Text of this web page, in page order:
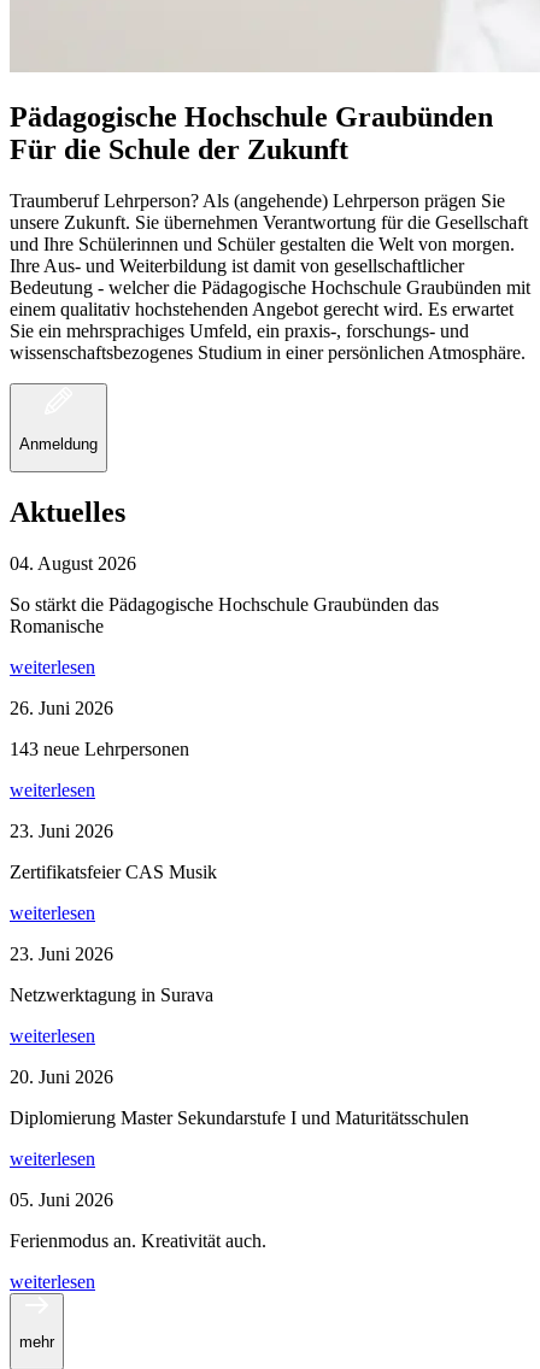
Pädagogische Hochschule Graubünden
Für die Schule der Zukunft
Traumberuf Lehrperson? Als (angehende) Lehrperson prägen Sie
unsere Zukunft. Sie übernehmen Verantwortung für die Gesellschaft
und Ihre Schülerinnen und Schüler gestalten die Welt von morgen.
Ihre Aus- und Weiterbildung ist damit von gesellschaftlicher
Bedeutung - welcher die Pädagogische Hochschule Graubünden mit
einem qualitativ hochstehenden Angebot gerecht wird. Es erwartet
Sie ein mehrsprachiges Umfeld, ein praxis-, forschungs- und
wissenschaftsbezogenes Studium in einer persönlichen Atmosphäre.
Anmeldung
Aktuelles
04. August 2026
So stärkt die Pädagogische Hochschule Graubünden das
Romanische
weiterlesen
26. Juni 2026
143 neue Lehrpersonen
weiterlesen
23. Juni 2026
Zertifikatsfeier CAS Musik
weiterlesen
23. Juni 2026
Netzwerktagung in Surava
weiterlesen
20. Juni 2026
Diplomierung Master Sekundarstufe I und Maturitätsschulen
weiterlesen
05. Juni 2026
Ferienmodus an. Kreativität auch.
weiterlesen
mehr